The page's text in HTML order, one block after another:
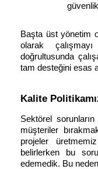
Başta üst yönetim
olarak
doğrultusunda
tam desteğini esas
Kalite
Sektörel
müşteriler
projeler
belirlerken bu
edemedik. Bu